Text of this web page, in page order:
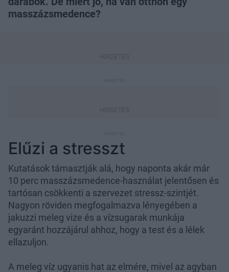
masszázsmedence?
Elűzi a stresszt
Kutatások támasztják alá, hogy naponta akár már
10 perc masszázsmedence-használat jelentősen és
tartósan csökkenti a szervezet stressz-szintjét.
Nagyon röviden megfogalmazva lényegében a
jakuzzi meleg vize és a vízsugarak munkája
egyaránt hozzájárul ahhoz, hogy a test és a lélek
ellazuljon.
A meleg víz ugyanis hat az elmére, mivel az agyban